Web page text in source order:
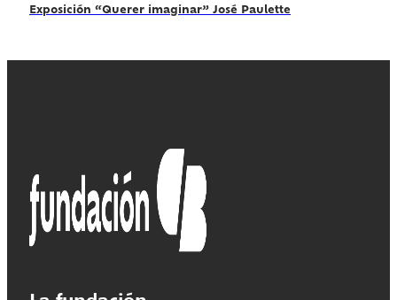
Exposición “Querer imaginar” José Paulette